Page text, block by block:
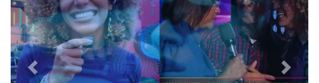
Previous Next